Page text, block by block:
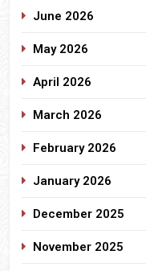
June 2026
May 2026
April 2026
March 2026
February 2026
January 2026
December 2025
November 2025